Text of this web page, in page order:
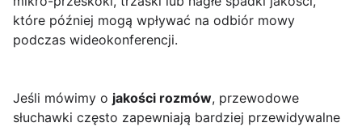
które później mogą wpływać na odbiór mowy
podczas wideokonferencji.
Jeśli mówimy o jakości rozmów, przewodowe
słuchawki często zapewniają bardziej przewidywalne